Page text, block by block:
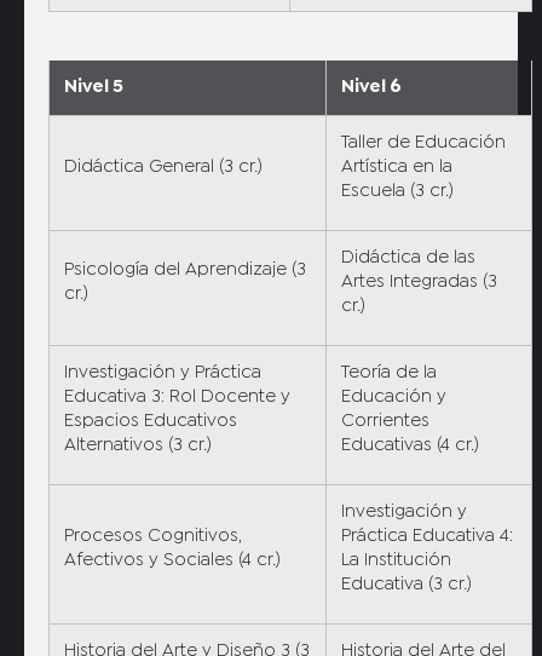
Nivel 5 Nivel 6
Didáctica General (3 cr.)
Taller de Educación
Artística en la
Escuela (3 cr.)
Psicología del Aprendizaje (3
cr.)
Didáctica de las
Artes Integradas (3
cr.)
Investigación y Práctica
Educativa 3: Rol Docente y
Espacios Educativos
Alternativos (3 cr.)
Teoría de la
Educación y
Corrientes
Educativas (4 cr.)
Procesos Cognitivos,
Afectivos y Sociales (4 cr.)
Investigación y
Práctica Educativa 4:
La Institución
Educativa (3 cr.)
Historia del Arte y Diseño 3 (3 Historia del Arte del